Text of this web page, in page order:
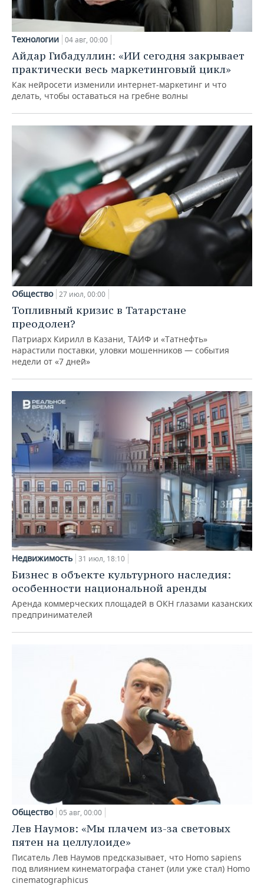
Технологии 04 авг, 00:00
Айдар Гибадуллин: «ИИ сегодня закрывает
практически весь маркетинговый цикл»
Как нейросети изменили интернет-маркетинг и что
делать, чтобы оставаться на гребне волны
Общество 27 июл, 00:00
Топливный кризис в Татарстане
преодолен?
Патриарх Кирилл в Казани, ТАИФ и «Татнефть»
нарастили поставки, уловки мошенников — события
недели от «7 дней»
Недвижимость 31 июл, 18:10
Бизнес в объекте культурного наследия:
особенности национальной аренды
Аренда коммерческих площадей в ОКН глазами казанских
предпринимателей
Общество 05 авг, 00:00
Лев Наумов: «Мы плачем из-за световых
пятен на целлулоиде»
Писатель Лев Наумов предсказывает, что Homo sapiens
под влиянием кинематографа станет (или уже стал) Homo
cinematographicus